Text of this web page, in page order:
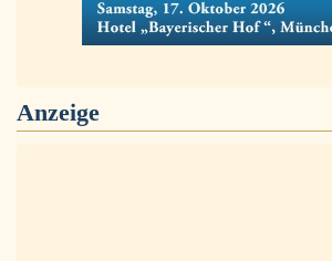
Anzeige